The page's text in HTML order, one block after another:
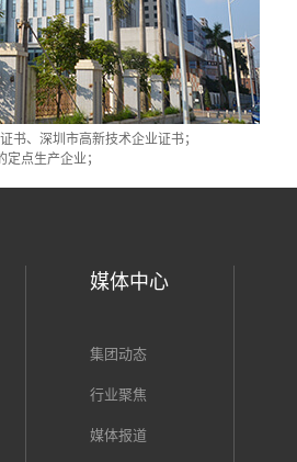
书、深圳市高新技术企业证书；
点生产企业；
媒体中心
集团动态
行业聚焦
媒体报道